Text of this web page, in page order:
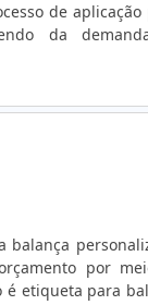
de aplicação
da
Apply é um sistema
como
balança
por
é etiqueta para